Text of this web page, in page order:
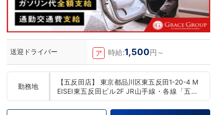
送迎ドライバー ア 時給:1,500円～
勤務地
【五反田店】 東京都品川区東五反田1-20-4 M
EISEI東五反田ビル2F JR山手線・各線「五反
田駅」東口 徒歩3分 ▼錦糸町エリアも募集中